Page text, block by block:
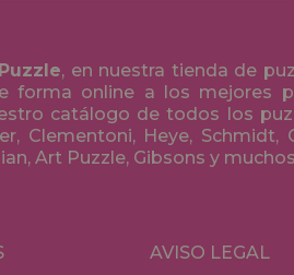
, en nuestra tienda de
forma online a los mejores
catálogo de todos los
Clementoni, Heye, Schmidt,
Art Puzzle, Gibsons y
AVISO LEGAL